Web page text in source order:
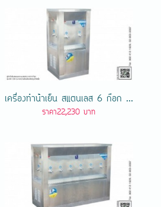
เครื่องทําน้ําเย็น สแตนเลส 6 ก๊อก ...
ราคา22,230 บาท